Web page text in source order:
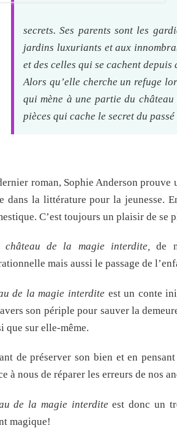
secrets. Ses parents sont les
jardins luxuriants et aux
et des celles qui se cachent
Alors qu’elle cherche un refuge
qui mène à une partie du
pièces qui cache le secret du
roman, Sophie Anderson prouve
dans la littérature pour la jeunesse.
C’est toujours un plaisir de
château de la magie interdite, de
mais aussi le passage de
de la magie interdite est un conte
son périple pour sauver la
que sur elle-même.
de préserver son bien et en
à nous de réparer les erreurs de nos
de la magie interdite est donc un
magique!